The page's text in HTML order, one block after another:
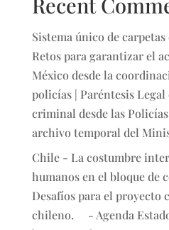
Sistema único de
Retos para garantizar el
México desde la
policías | Paréntesis Legal
criminal desde las
archivo temporal del
Chile - La costumbre
humanos en el bloque de
Desafíos para el proyecto
chileno. - Agenda